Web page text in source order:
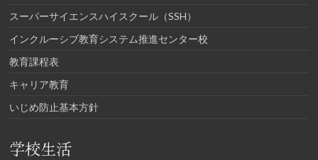
スーパーサイエンスハイスクール（SSH）
インクルーシブ教育システム推進センター校
教育課程表
キャリア教育
いじめ防止基本方針
学校生活